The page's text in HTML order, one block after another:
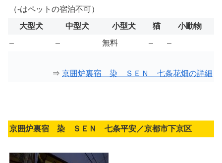
（-はペットの宿泊不可）
大型犬
中型犬 小型犬 猫
小動物
–
– 無料 – –
⇒ 京囲炉裏宿 染 ＳＥＮ 七条花畑の詳細
京囲炉裏宿 染 ＳＥＮ 七条平安／京都市下京区